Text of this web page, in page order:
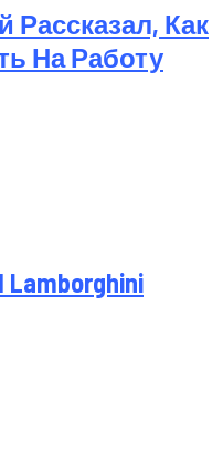
Рассказал, Как
На Работу